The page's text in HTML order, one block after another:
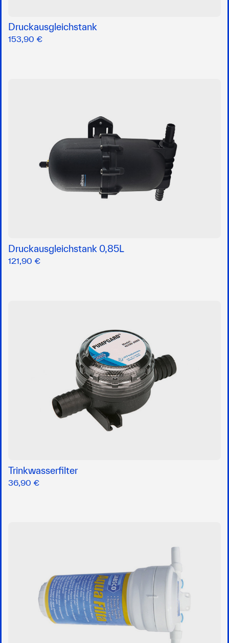
Druckausgleichstank
153,90 €
Druckausgleichstank 0,85L
121,90 €
Trinkwasserfilter
36,90 €